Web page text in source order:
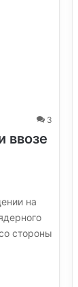
3
ввозе
на
стороны